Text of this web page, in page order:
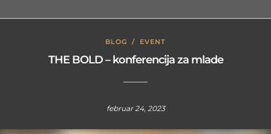
BLOG / EVENT
THE BOLD – konferencija za mlade
februar 24, 2023